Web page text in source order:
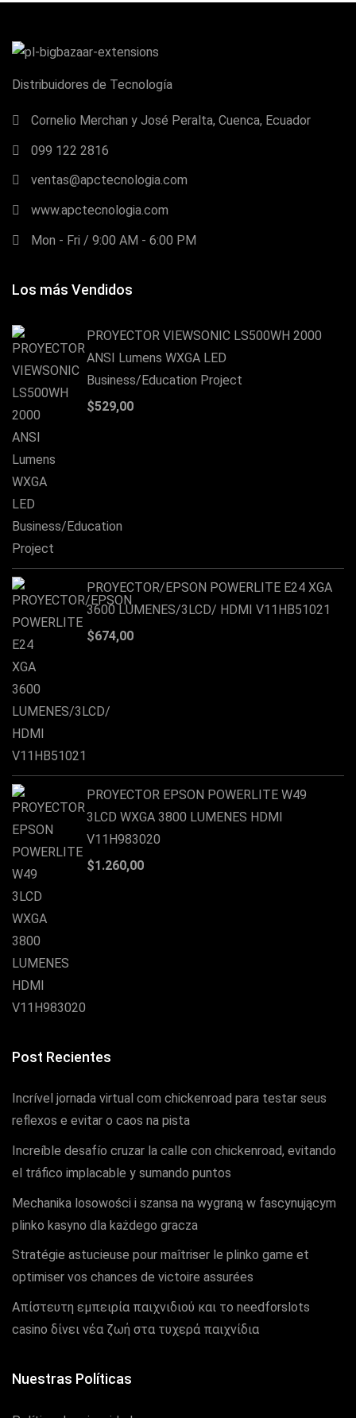
Distribuidores de Tecnología
Cornelio Merchan y José Peralta, Cuenca, Ecuador
099 122 2816
ventas@apctecnologia.com
www.apctecnologia.com
Mon - Fri / 9:00 AM - 6:00 PM
Los más Vendidos
PROYECTOR VIEWSONIC LS500WH 2000
ANSI Lumens WXGA LED
Business/Education Project
$529,00
PROYECTOR/EPSON POWERLITE E24 XGA
3600 LUMENES/3LCD/ HDMI V11HB51021
$674,00
PROYECTOR EPSON POWERLITE W49
3LCD WXGA 3800 LUMENES HDMI
V11H983020
$1.260,00
Post Recientes
Incrível jornada virtual com chickenroad para testar seus
reflexos e evitar o caos na pista
Increíble desafío cruzar la calle con chickenroad, evitando
el tráfico implacable y sumando puntos
Mechanika losowości i szansa na wygraną w fascynującym
plinko kasyno dla każdego gracza
Stratégie astucieuse pour maîtriser le plinko game et
optimiser vos chances de victoire assurées
Απίστευτη εμπειρία παιχνιδιού και το needforslots
casino δίνει νέα ζωή στα τυχερά παιχνίδια
Nuestras Políticas